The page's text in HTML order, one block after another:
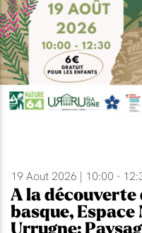
19 Aout 2026 | 10:00 -
A la découverte
basque,